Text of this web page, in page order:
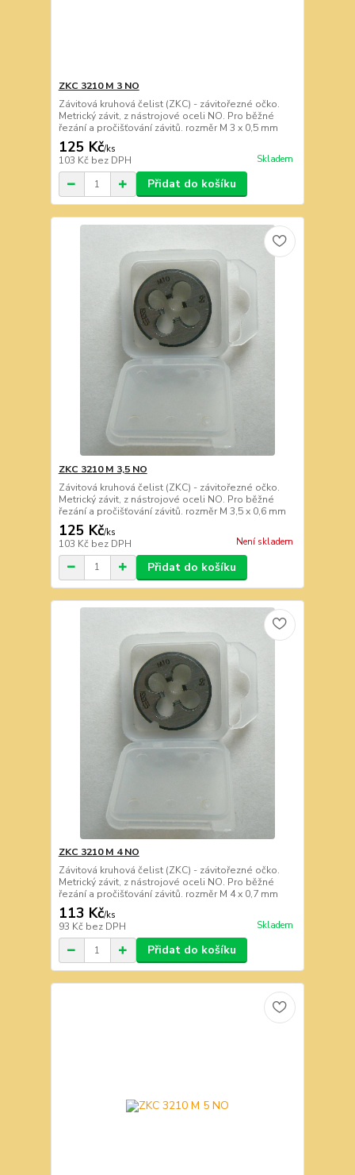
ZKC 3210 M 3 NO
Závitová kruhová čelist (ZKC) - závitořezné očko.
Metrický závit, z nástrojové oceli NO. Pro běžné
řezání a pročišťování závitů. rozměr M 3 x 0,5 mm
125 Kč/ks
103 Kč bez DPH Skladem
Přidat do košíku
ZKC 3210 M 3,5 NO
Závitová kruhová čelist (ZKC) - závitořezné očko.
Metrický závit, z nástrojové oceli NO. Pro běžné
řezání a pročišťování závitů. rozměr M 3,5 x 0,6 mm
125 Kč/ks
103 Kč bez DPH Není skladem
Přidat do košíku
ZKC 3210 M 4 NO
Závitová kruhová čelist (ZKC) - závitořezné očko.
Metrický závit, z nástrojové oceli NO. Pro běžné
řezání a pročišťování závitů. rozměr M 4 x 0,7 mm
113 Kč/ks
93 Kč bez DPH Skladem
Přidat do košíku